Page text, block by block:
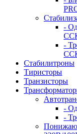
-
-
Стабилитроны
Тиристоры
Транзисторы
-
-